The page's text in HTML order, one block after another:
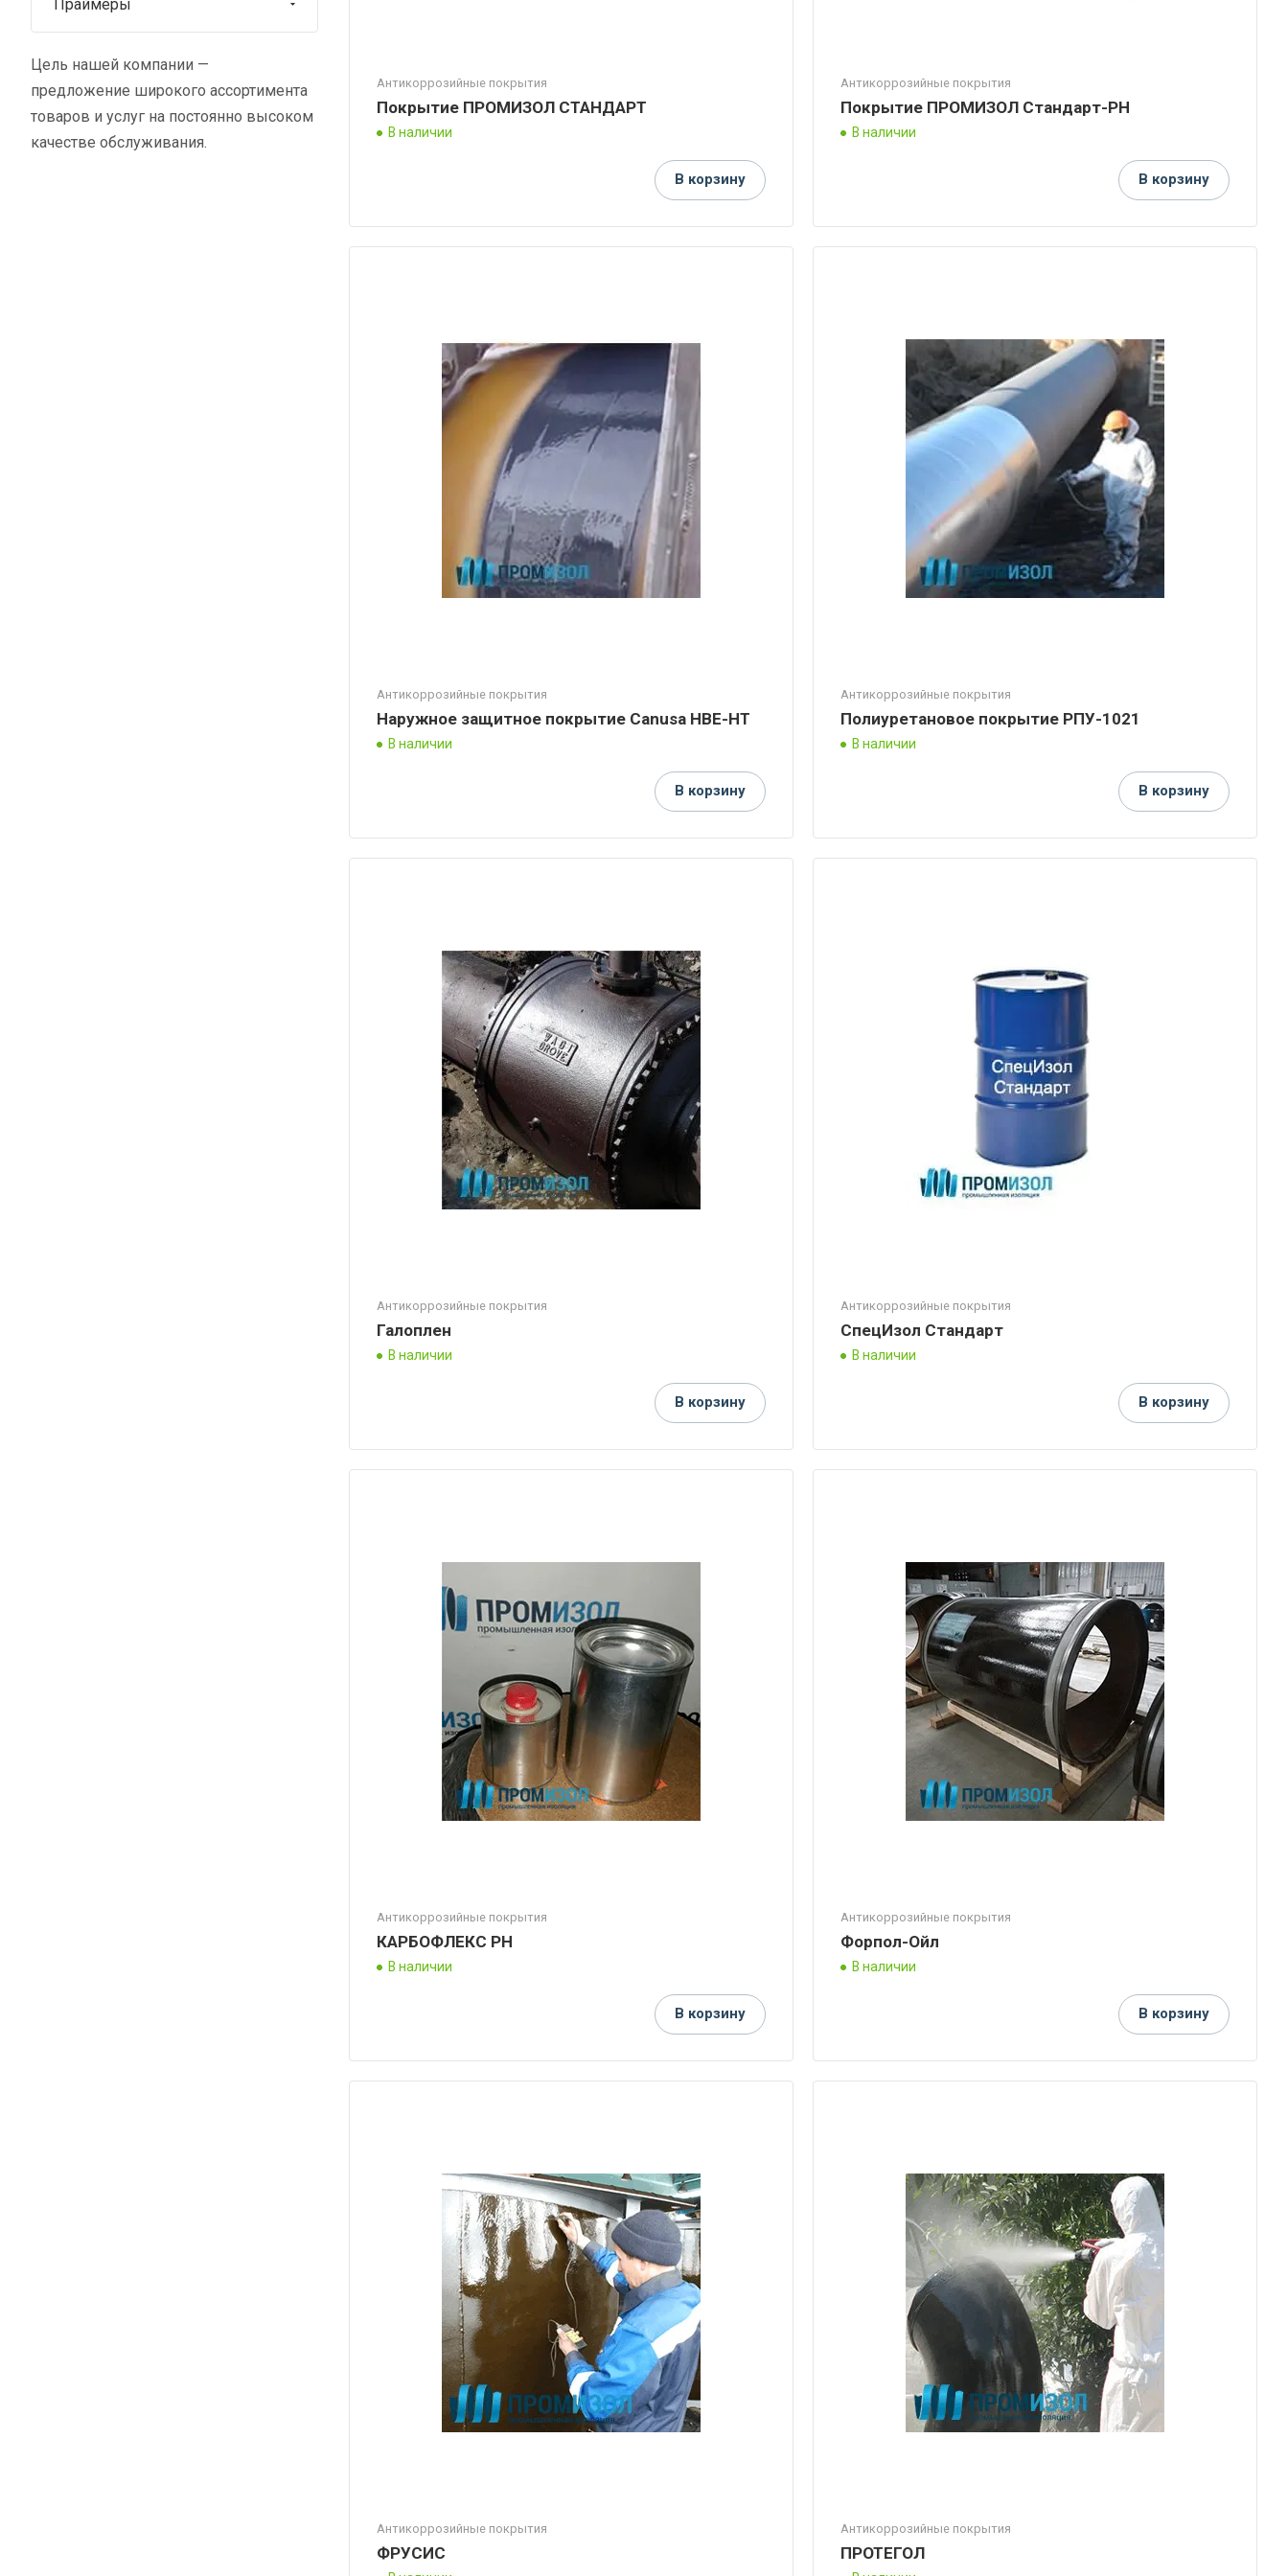
Антикоррозийные покрытия
Покрытие ПРОМИЗОЛ СТАНДАРТ
В наличии
В корзину
Антикоррозийные покрытия
Покрытие ПРОМИЗОЛ Стандарт-РН
В наличии
В корзину
Антикоррозийные покрытия
Наружное защитное покрытие Canusa HBE-HT
В наличии
В корзину
Антикоррозийные покрытия
Полиуретановое покрытие РПУ-1021
В наличии
В корзину
Антикоррозийные покрытия
Галоплен
В наличии
В корзину
Антикоррозийные покрытия
СпецИзол Стандарт
В наличии
В корзину
Антикоррозийные покрытия
КАРБОФЛЕКС РН
В наличии
В корзину
Антикоррозийные покрытия
Форпол-Ойл
В наличии
В корзину
Антикоррозийные покрытия
ФРУСИС
Антикоррозийные покрытия
ПРОТЕГОЛ
Праймеры
Цель нашей компании —
предложение широкого ассортимента
товаров и услуг на постоянно высоком
качестве обслуживания.